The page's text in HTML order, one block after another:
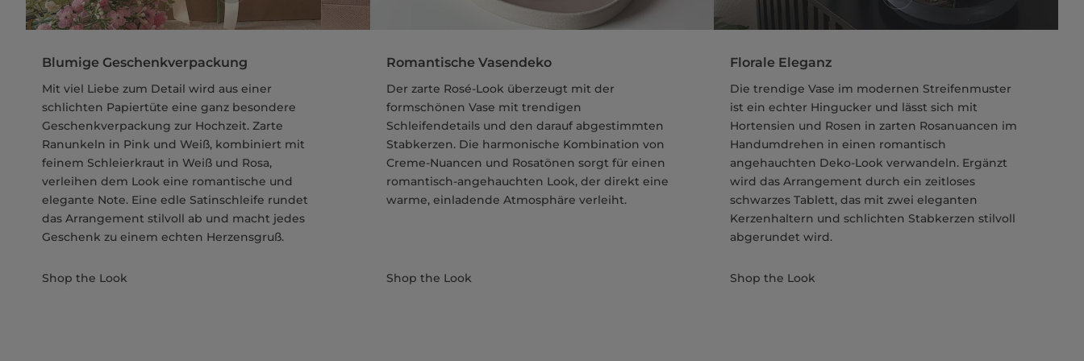
Blumige Geschenkverpackung
Mit viel Liebe zum Detail wird aus einer
schlichten Papiertüte eine ganz besondere
Geschenkverpackung zur Hochzeit. Zarte
Ranunkeln in Pink und Weiß, kombiniert mit
feinem Schleierkraut in Weiß und Rosa,
verleihen dem Look eine romantische und
elegante Note. Eine edle Satinschleife rundet
das Arrangement stilvoll ab und macht jedes
Geschenk zu einem echten Herzensgruß.
Shop the Look
Romantische Vasendeko
Der zarte Rosé-Look überzeugt mit der
formschönen Vase mit trendigen
Schleifendetails und den darauf abgestimmten
Stabkerzen. Die harmonische Kombination von
Creme-Nuancen und Rosatönen sorgt für einen
romantisch-angehauchten Look, der direkt eine
warme, einladende Atmosphäre verleiht.
Shop the Look
Florale Eleganz
Die trendige Vase im modernen Streifenmuster
ist ein echter Hingucker und lässt sich mit
Hortensien und Rosen in zarten Rosanuancen im
Handumdrehen in einen romantisch
angehauchten Deko-Look verwandeln. Ergänzt
wird das Arrangement durch ein zeitloses
schwarzes Tablett, das mit zwei eleganten
Kerzenhaltern und schlichten Stabkerzen stilvoll
abgerundet wird.
Shop the Look